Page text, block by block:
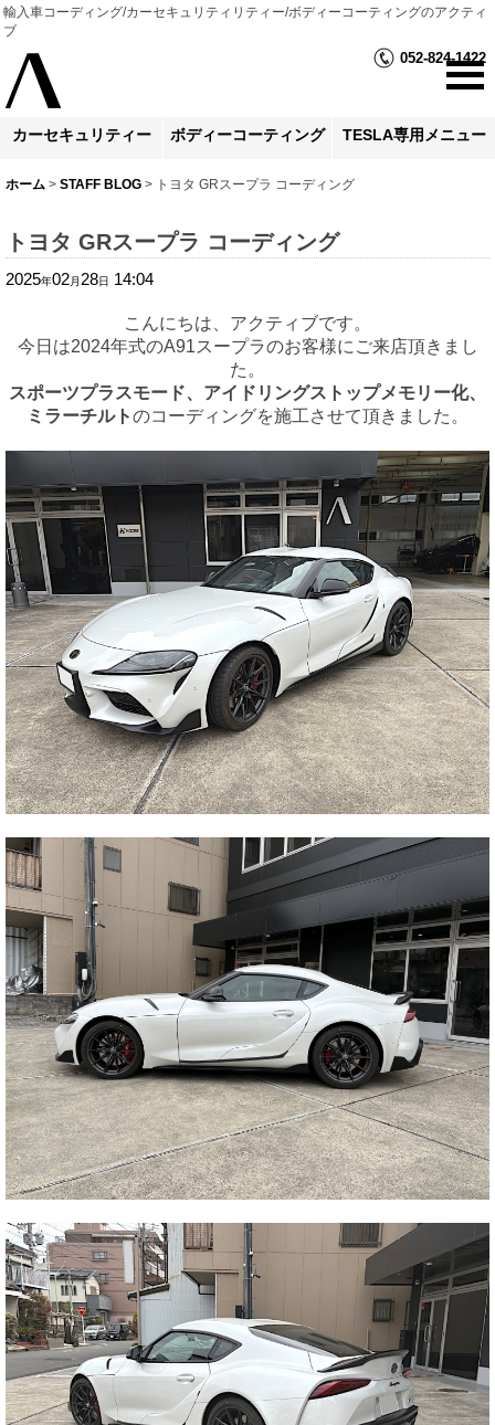
輸入車コーディング/カーセキュリティリティー/ボディーコーティングのアクティ
ブ
052-824-1422
カーセキュリティー ボディーコーティング TESLA専用メニュー
ホーム > STAFF BLOG > トヨタ GRスープラ コーディング
トヨタ GRスープラ コーディング
2025年02月 28日 14:04
こんにちは、アクティブです。
今日は2024年式のA91スープラのお客様にご来店頂きまし
た。
スポーツプラスモード、アイドリングストップメモリー化、
ミラーチルトのコーディングを施工させて頂きました。